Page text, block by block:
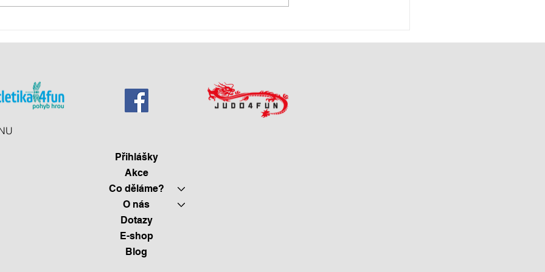
Přihlášky
Akce
Co děláme?
O nás
Dotazy
E-shop
Blog